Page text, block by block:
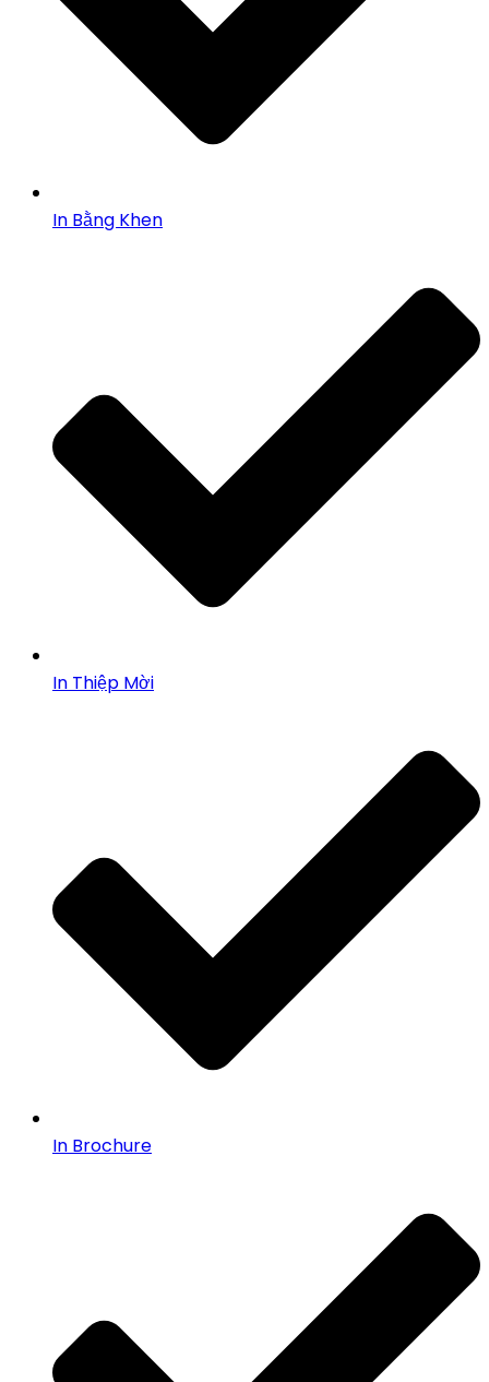
In Bằng Khen
In Thiệp Mời
In Brochure